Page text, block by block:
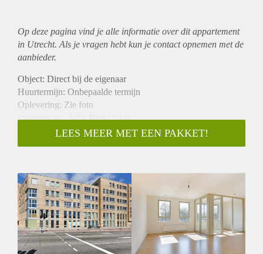
Op deze pagina vind je alle informatie over ditappartement
in Utrecht. Als je vragen hebt kun je contact opnemen met de
aanbieder.
Object: Direct bij de eigenaar
Huurtermijn: Onbepaalde termijn
Oplevering: Zie foto
Inkomen eis: 3,0 x Bruto huur
Garantiestelling mogelijk: Ja
Borg: 1 Maand
Huisdieren toegestaan: Afhankelijk van de Eigenaar
Huurtoeslag grens: Nee
Geschikt voor studenten: Afhankelijk van de Eigenaar
LEES MEER MET EEN PAKKET!